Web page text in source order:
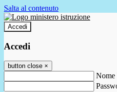
Salta al contenuto
Accedi
Accedi
button close ×
Nome